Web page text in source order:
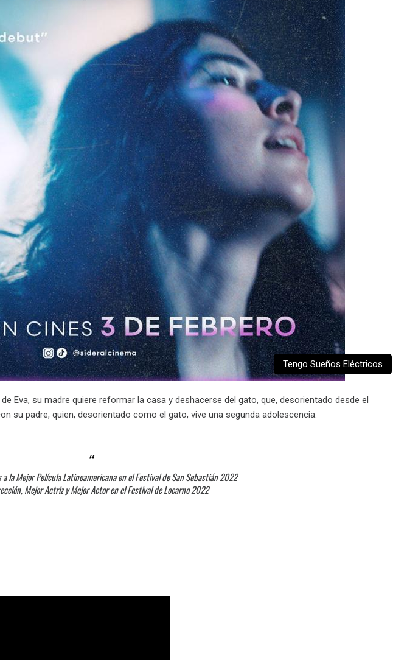
Tengo Sueños Eléctricos
Eva, su madre quiere reformar la casa y deshacerse del gato, que, desorientado desde el
su padre, quien, desorientado como el gato, vive una segunda adolescencia.
la Mejor Película Latinoamericana en el Festival de San Sebastián 2022
Mejor Actriz y Mejor Actor en el Festival de Locarno 2022